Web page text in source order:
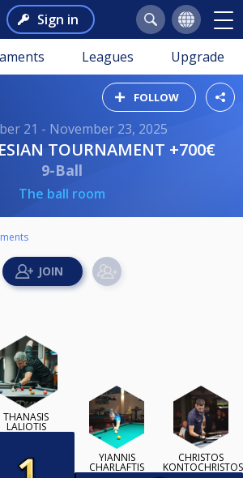
Sign in
Leagues Upgrade
FOLLOW
21 - November 23, 2025
TOURNAMENT +700€
9-Ball
The ball room
THANASIS
LALIOTIS
YIANNIS
CHARLAFTIS
CHRISTOS
KONTOCHRISTOS